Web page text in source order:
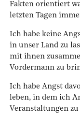
Fakten orientiert
letzten Tagen
Ich habe keine
in unser Land zu
mit ihnen
Vordermann zu
Ich habe Angst
leben, in dem ich
Veranstaltungen zu